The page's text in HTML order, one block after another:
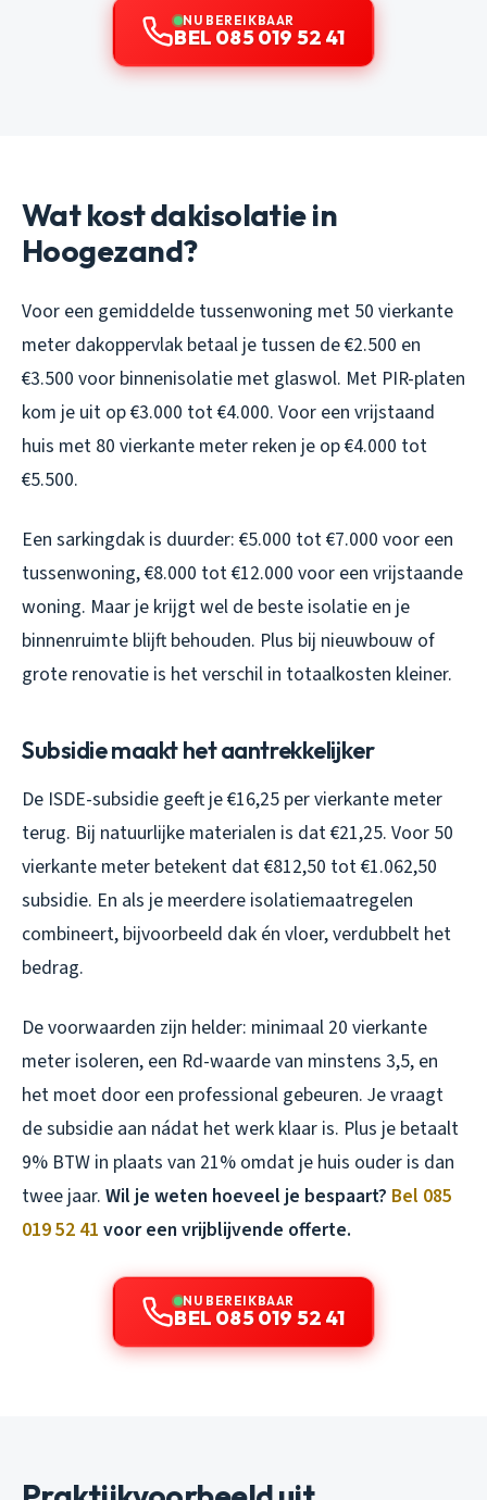
NU BEREIKBAAR
BEL 085 019 52 41
Wat kost dakisolatie in
Hoogezand?
Voor een gemiddelde tussenwoning met 50 vierkante
meter dakoppervlak betaal je tussen de €2.500 en
€3.500 voor binnenisolatie met glaswol. Met PIR-platen
kom je uit op €3.000 tot €4.000. Voor een vrijstaand
huis met 80 vierkante meter reken je op €4.000 tot
€5.500.
Een sarkingdak is duurder: €5.000 tot €7.000 voor een
tussenwoning, €8.000 tot €12.000 voor een vrijstaande
woning. Maar je krijgt wel de beste isolatie en je
binnenruimte blijft behouden. Plus bij nieuwbouw of
grote renovatie is het verschil in totaalkosten kleiner.
Subsidie maakt het aantrekkelijker
De ISDE-subsidie geeft je €16,25 per vierkante meter
terug. Bij natuurlijke materialen is dat €21,25. Voor 50
vierkante meter betekent dat €812,50 tot €1.062,50
subsidie. En als je meerdere isolatiemaatregelen
combineert, bijvoorbeeld dak én vloer, verdubbelt het
bedrag.
De voorwaarden zijn helder: minimaal 20 vierkante
meter isoleren, een Rd-waarde van minstens 3,5, en
het moet door een professional gebeuren. Je vraagt
de subsidie aan nádat het werk klaar is. Plus je betaalt
9% BTW in plaats van 21% omdat je huis ouder is dan
twee jaar. Wil je weten hoeveel je bespaart? Bel 085
019 52 41 voor een vrijblijvende offerte.
NU BEREIKBAAR
BEL 085 019 52 41